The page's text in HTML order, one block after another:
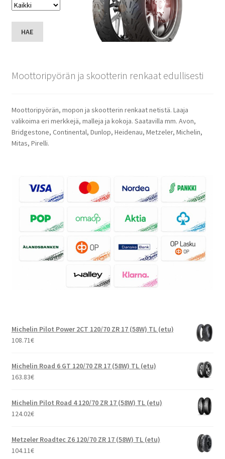
HAE
Moottoripyörän ja skootterin renkaat edullisesti
Moottoripyörän, mopon ja skootterin renkaat netistä. Laaja
valikoima eri merkkejä, malleja ja kokoja. Saatavilla mm. Avon,
Bridgestone, Continental, Dunlop, Heidenau, Metzeler, Michelin,
Mitas, Pirelli.
Michelin Pilot Power 2CT 120/70 ZR 17 (58W) TL (etu)
108.71€
Michelin Road 6 GT 120/70 ZR 17 (58W) TL (etu)
163.83€
Michelin Pilot Road 4 120/70 ZR 17 (58W) TL (etu)
124.02€
Metzeler Roadtec Z6 120/70 ZR 17 (58W) TL (etu)
104.11€